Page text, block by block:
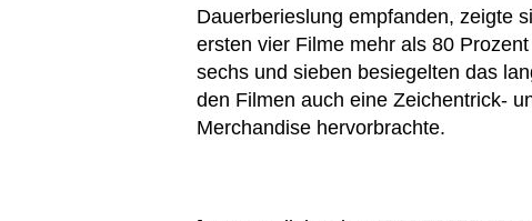
Dauerberieslung empfanden, zeigte
ersten vier Filme mehr als 80
sechs und sieben besiegelten das
den Filmen auch eine Zeichentrick-
Merchandise hervorbrachte.